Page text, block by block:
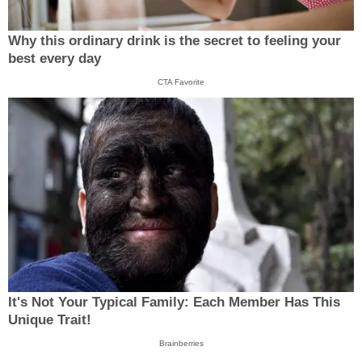
Why this ordinary drink is the secret to feeling your
best every day
CTA Favorite
It's Not Your Typical Family: Each Member Has This
Unique Trait!
Brainberries